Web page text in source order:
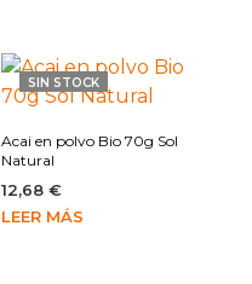
SIN STOCK
Acai en polvo Bio 70g Sol
Natural
12,68€
LEER MÁS